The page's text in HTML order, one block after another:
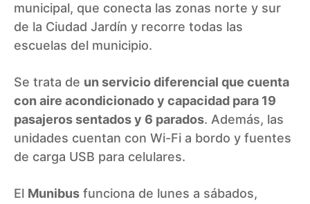
municipal, que conecta las zonas norte y sur
de la Ciudad Jardín y recorre todas las
escuelas del municipio.
Se trata de un servicio diferencial que cuenta
con aire acondicionado y capacidad para 19
pasajeros sentados y 6 parados. Además, las
unidades cuentan con Wi-Fi a bordo y fuentes
de carga USB para celulares.
El Munibus funciona de lunes a sábados,